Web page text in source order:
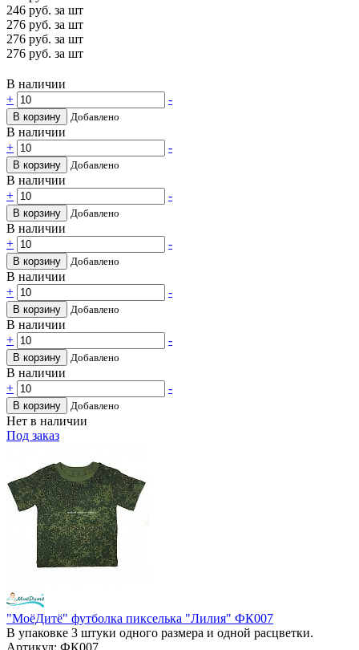
246 руб. за шт
276 руб. за шт
276 руб. за шт
276 руб. за шт
В наличии
+
-
В корзину Добавлено
В наличии
+
-
В корзину Добавлено
В наличии
+
-
В корзину Добавлено
В наличии
+
-
В корзину Добавлено
В наличии
+
-
В корзину Добавлено
В наличии
+
-
В корзину Добавлено
В наличии
+
-
В корзину Добавлено
Нет в наличии
Под заказ
"МоёДитё" футболка пикселька "Лилия" ФК007
В упаковке 3 штуки одного размера и одной расцветки.